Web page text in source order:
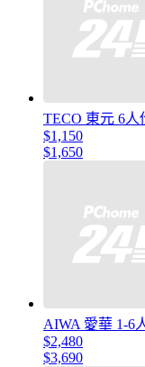
TECO 東元 6
$1,150
$1,650
AIWA 愛華 1-6
$2,480
$3,690